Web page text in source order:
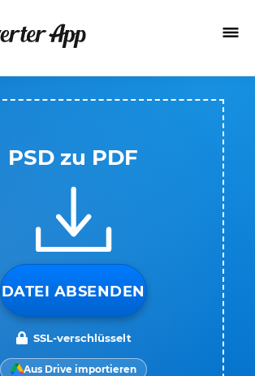
PSD zu PDF
DATEI ABSENDEN
SSL-verschlüsselt
Aus Drive importieren